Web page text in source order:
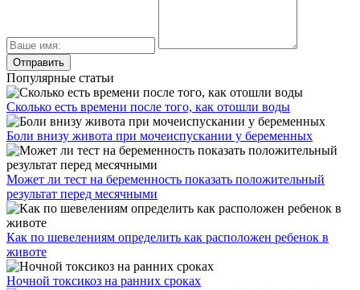
Популярные статьи
Сколько есть времени после того, как отошли воды
Боли внизу живота при мочеиспускании у беременных
Может ли тест на беременность показать положительный
результат перед месячными
Как по шевелениям определить как расположен ребенок в
животе
Ночной токсикоз на ранних сроках